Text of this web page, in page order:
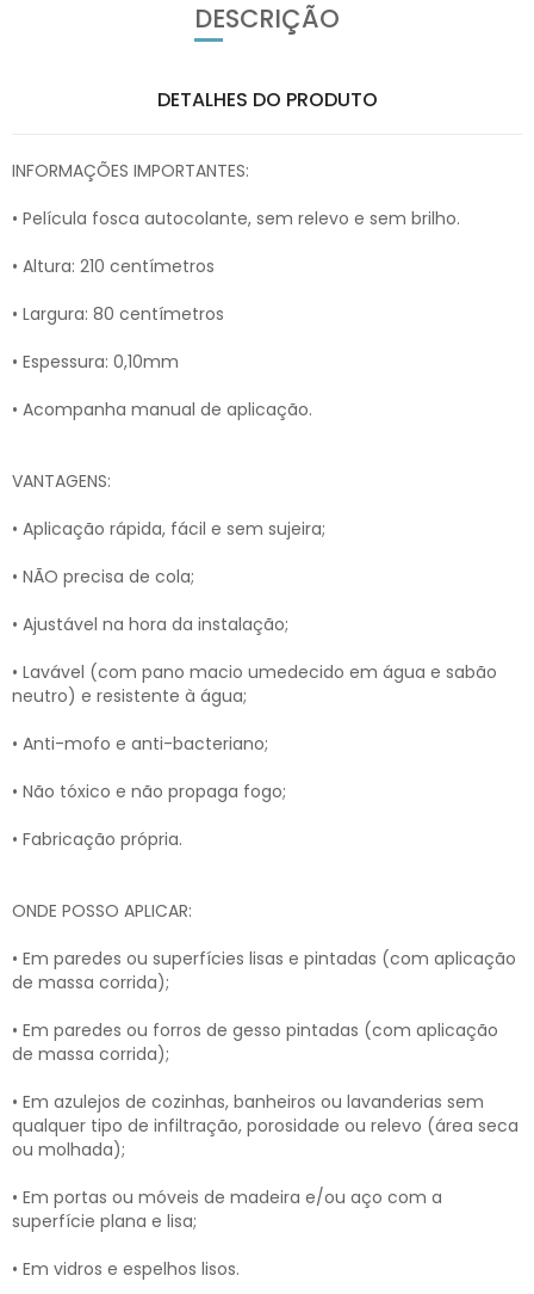
DESCRIÇÃO
DETALHES DO PRODUTO
INFORMAÇÕES IMPORTANTES:
• Película fosca autocolante, sem relevo e sem brilho.
• Altura: 210 centímetros
• Largura: 80 centímetros
• Espessura: 0,10mm
• Acompanha manual de aplicação.
VANTAGENS:
• Aplicação rápida, fácil e sem sujeira;
• NÃO precisa de cola;
• Ajustável na hora da instalação;
• Lavável (com pano macio umedecido em água e sabão
neutro) e resistente à água;
• Anti-mofo e anti-bacteriano;
• Não tóxico e não propaga fogo;
• Fabricação própria.
ONDE POSSO APLICAR:
• Em paredes ou superfícies lisas e pintadas (com aplicação
de massa corrida);
• Em paredes ou forros de gesso pintadas (com aplicação
de massa corrida);
• Em azulejos de cozinhas, banheiros ou lavanderias sem
qualquer tipo de infiltração, porosidade ou relevo (área seca
ou molhada);
• Em portas ou móveis de madeira e/ou aço com a
superfície plana e lisa;
• Em vidros e espelhos lisos.